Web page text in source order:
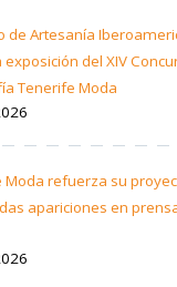
de Artesanía
exposición del XIV
Tenerife Moda
Moda refuerza su
apariciones en